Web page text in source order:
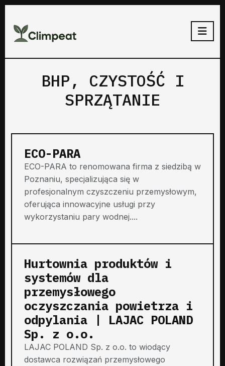
BHP, CZYSTOŚĆ I
SPRZĄTANIE
ECO-PARA
ECO-PARA to renomowana firma z siedzibą w
Poznaniu, specjalizująca się w
profesjonalnym czyszczeniu przemysłowym,
oferująca innowacyjne usługi przy
wykorzystaniu pary wodnej....
Hurtownia produktów i
systemów dla
przemysłowego
oczyszczania powietrza i
odpylania | LAJAC POLAND
Sp. z o.o.
LAJAC POLAND Sp. z o.o. to wiodący
dostawca rozwiązań przemysłowego